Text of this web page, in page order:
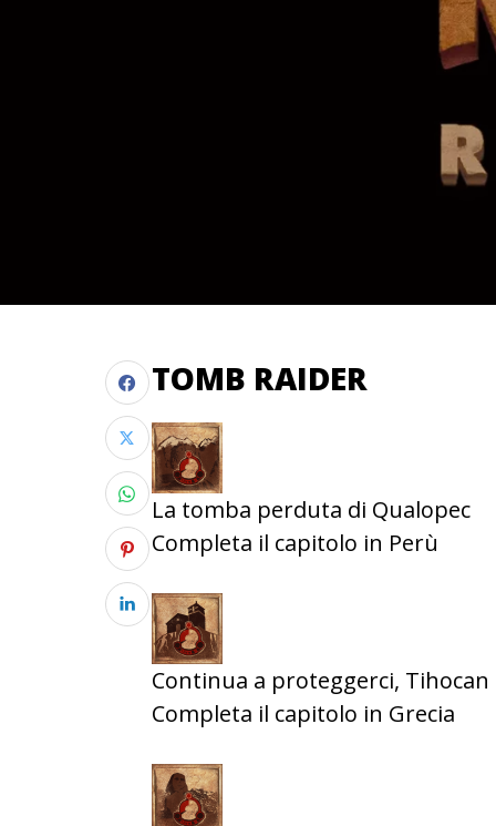
TOMB RAIDER
La tomba perduta di Qualopec
Completa il capitolo in Perù
Continua a proteggerci, Tihocan
Completa il capitolo in Grecia